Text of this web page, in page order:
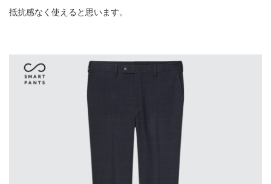
抵抗感なく使えると思います。